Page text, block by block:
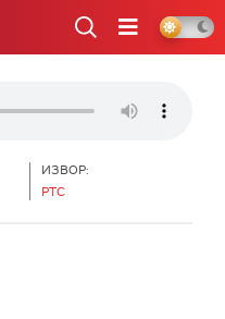
ИЗВОР:
РТС